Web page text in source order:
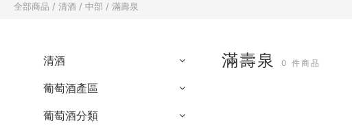
全部商品 / 清酒 / 中部 / 滿壽泉
清酒
葡萄酒產區
葡萄酒分類
滿壽泉0 件商品